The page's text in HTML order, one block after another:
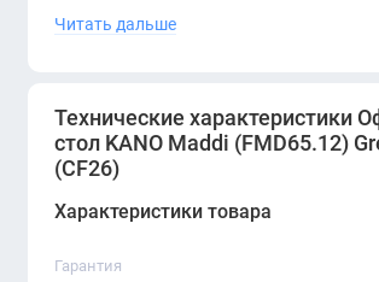
создаёт комфортную рабочую
подчёркивает современный стиль
Читать дальше
Технические характеристики
стол KANO Maddi (FMD65.12)
(CF26)
Характеристики товара
Гарантия